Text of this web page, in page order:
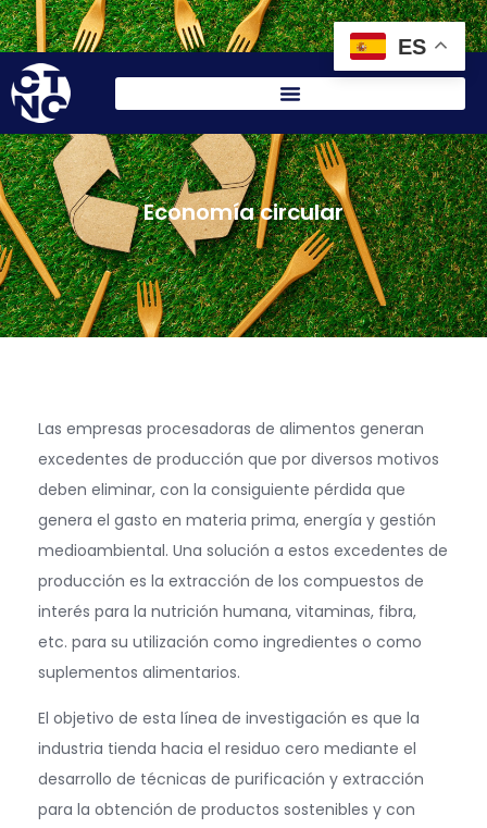
Vigilancia tecnológicaAnalítica Área personal
Economía circular
Las empresas procesadoras de alimentos generan
excedentes de producción que por diversos motivos
deben eliminar, con la consiguiente pérdida que
genera el gasto en materia prima, energía y gestión
medioambiental. Una solución a estos excedentes de
producción es la extracción de los compuestos de
interés para la nutrición humana, vitaminas, fibra,
etc. para su utilización como ingredientes o como
suplementos alimentarios.
El objetivo de esta línea de investigación es que la
industria tienda hacia el residuo cero mediante el
desarrollo de técnicas de purificación y extracción
para la obtención de productos sostenibles y con
ES